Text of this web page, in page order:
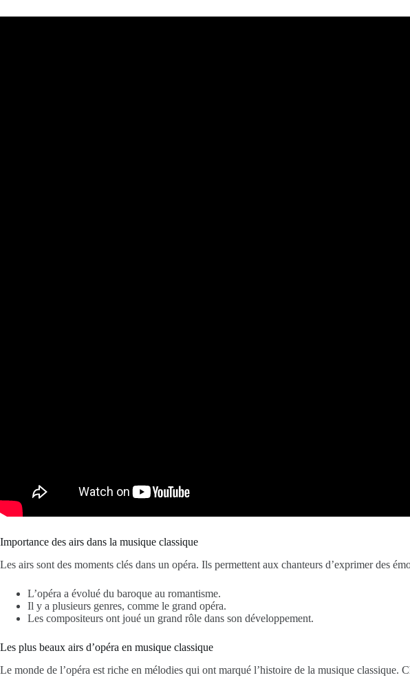
Importance des airs dans la musique classique
Les airs sont des moments clés dans un opéra. Ils permettent aux chanteurs d’exprimer des
L’opéra a évolué du baroque au romantisme.
Il y a plusieurs genres, comme le grand opéra.
Les compositeurs ont joué un grand rôle dans son développement.
Les plus beaux airs d’opéra en musique classique
Le monde de l’opéra est riche en mélodies qui ont marqué l’histoire de la musique classique.